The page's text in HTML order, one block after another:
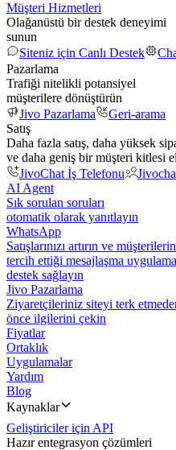
Müşteri Hizmetleri
Olağanüstü bir destek deneyimi
sunun
Siteniz için Canlı Destek
Pazarlama
Trafiği nitelikli potansiyel
müşterilere dönüştürün
Jivo Pazarlama
Geri-arama
Satış
Daha fazla satış, daha yüksek
ve daha geniş bir müşteri kitlesi
JivoChat İş Telefonu
AI Agent
Sık sorulan soruları
otomatik olarak yanıtlayın
WhatsApp
Satışlarınızı artırın ve
tercih ettiği mesajlaşma
destek sağlayın
Jivo Pazarlama
Ziyaretçileriniz siteyi terk
önce ilgilerini çekin
Fiyatlar
Ortaklık
Uygulamalar
Yardım
Blog
Kaynaklar
Geliştiriciler için API
Hazır entegrasyon çözümleri